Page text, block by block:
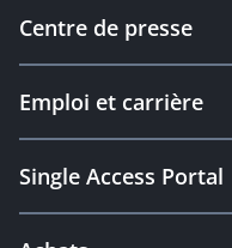
Centre de presse
Emploi et carrière
Single Access Portal